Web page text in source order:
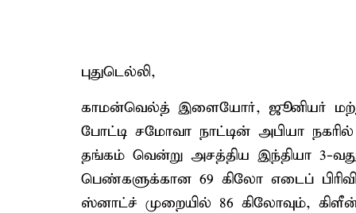
புதுடெல்லி,
காமன்வெல்த் இளையோர், ஜூனியர்
போட்டி சமோவா நாட்டின் அபியா நகரில்
தங்கம் வென்று அசத்திய இந்தியா 3-
பெண்களுக்கான 69 கிலோ எடைப்
ஸ்னாட்ச் முறையில் 86 கிலோவும்,